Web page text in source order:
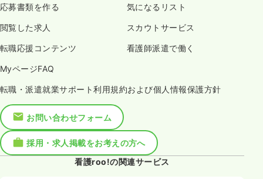
応募書類を作る 気になるリスト
閲覧した求人 スカウトサービス
転職応援コンテンツ 看護師派遣で働く
MyページFAQ
転職・派遣就業サポート利用規約および個人情報保護方針
お問い合わせフォーム
採用・求人掲載をお考えの方へ
看護roo!の関連サービス